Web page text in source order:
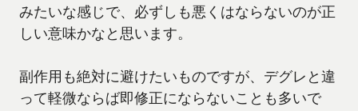
みたいな感じで、必ずしも悪くはならないのが正
しい意味かなと思います。
副作用も絶対に避けたいものですが、デグレと違
って軽微ならば即修正にならないことも多いで